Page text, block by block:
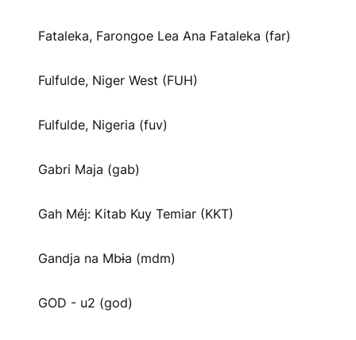
Fataleka, Farongoe Lea Ana Fataleka (far)
Fulfulde, Niger West (FUH)
Fulfulde, Nigeria (fuv)
Gabri Maja (gab)
Gah Méj: Kitab Kuy Temiar (KKT)
Gandja na Mbɨa (mdm)
GOD - u2 (god)